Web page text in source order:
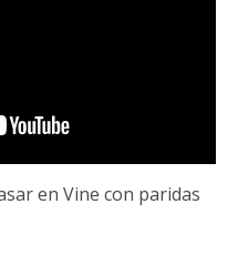
en Vine con paridas